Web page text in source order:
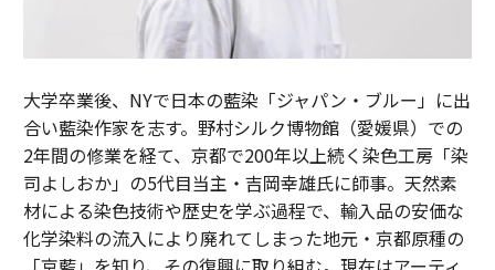
大学卒業後、NYで日本の藍染「ジャパン・ブルー」に出
合い藍染作家を志す。野村シルク博物館（愛媛県）での
2年間の修業を経て、京都で200年以上続く染色工房「染
司よしおか」の5代目当主・吉岡幸雄氏に師事。天然素
材による染色技術や歴史を学ぶ過程で、輸入品の安価な
化学染料の流入により廃れてしまった地元・京都原種の